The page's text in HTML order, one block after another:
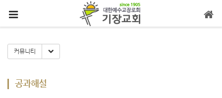
커뮤니티 Toggle Dropdown
공과해설